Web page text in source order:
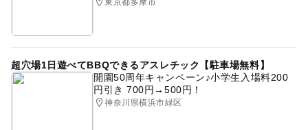
超穴場1日遊べてBBQできるアスレチック【駐車場無料】
開園50周年キャンペーン♪小学生入場料200
円引き 700円→500円！
神奈川県横浜市緑区